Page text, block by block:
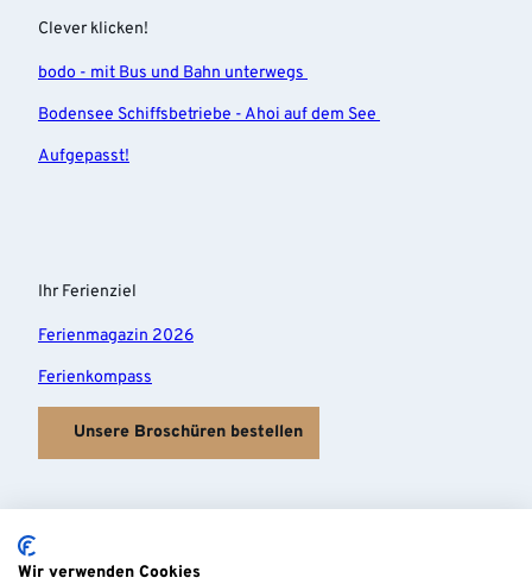
Clever klicken!
bodo - mit Bus und Bahn unterwegs
Bodensee Schiffsbetriebe - Ahoi auf dem See
Aufgepasst!
Ihr Ferienziel
Ferienmagazin 2026
Ferienkompass
Unsere Broschüren bestellen
Wir verwenden Cookies